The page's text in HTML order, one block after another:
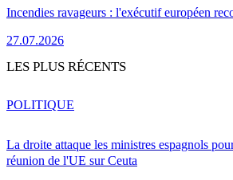
Incendies ravageurs : l'exécutif européen
27.07.2026
LES PLUS RÉCENTS
La droite attaque les ministres espagnols
réunion de l'UE sur Ceuta
POLITIQUE